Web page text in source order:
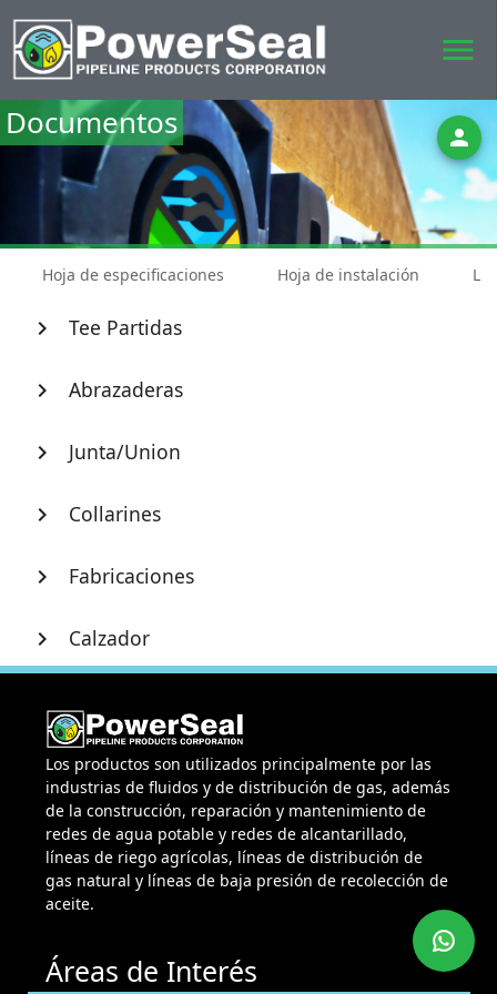
menu
person
Documentos
Hoja de especificaciones Hoja de instalación
chevron_right Tee Partidas
chevron_right Abrazaderas
chevron_right Junta/Union
chevron_right Collarines
chevron_right Fabricaciones
chevron_right Calzador
Los productos son utilizados principalmente por las
industrias de fluidos y de distribución de gas, además
de la construcción, reparación y mantenimiento de
redes de agua potable y redes de alcantarillado,
líneas de riego agrícolas, líneas de distribución de
gas natural y líneas de baja presión de recolección de
aceite.
Áreas de Interés